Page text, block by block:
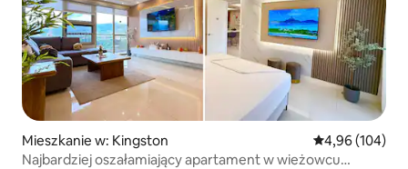
Mieszkanie w: Kingston Średnia
4,96 (104)
Najbardziej oszałamiający apartament w wieżowcu